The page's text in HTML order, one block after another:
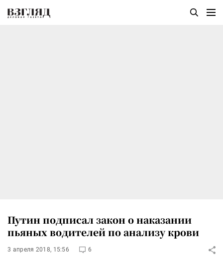
Путин подписал закон о наказании
пьяных водителей по анализу крови
3 апреля 2018, 15:56 6